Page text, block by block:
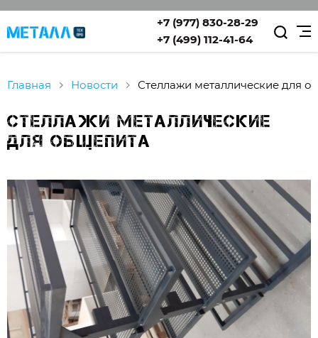
+7 (977) 830-28-29
+7 (499) 112-41-64
Главная Новости Стеллажи металлические для
Стеллажи металлические
для общепита